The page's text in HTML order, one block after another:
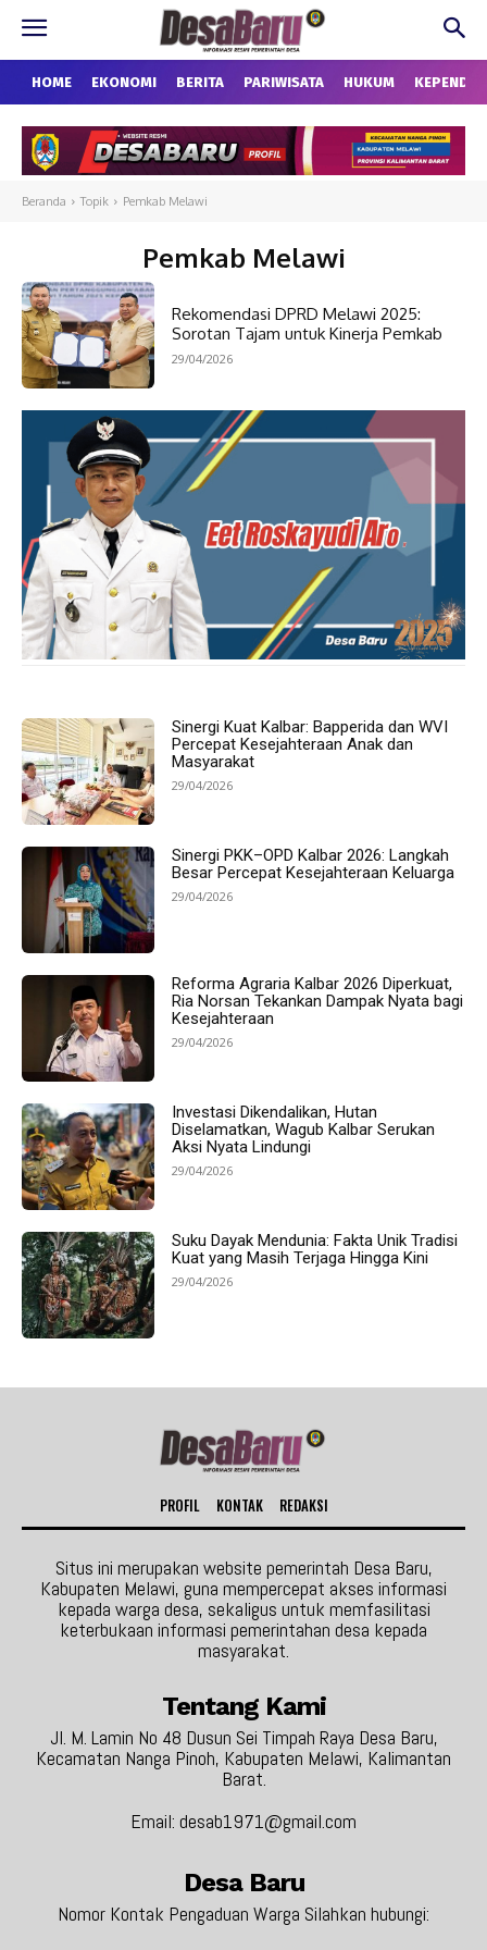
HOME EKONOMI BERITA PARIWISATA HUKUM
Beranda Topik Pemkab Melawi
Pemkab Melawi
Rekomendasi DPRD Melawi 2025:
Sorotan Tajam untuk Kinerja Pemkab
29/04/2026
Sinergi Kuat Kalbar: Bapperida dan WVI
Percepat Kesejahteraan Anak dan
Masyarakat
29/04/2026
Sinergi PKK–OPD Kalbar 2026: Langkah
Besar Percepat Kesejahteraan Keluarga
29/04/2026
Reforma Agraria Kalbar 2026 Diperkuat,
Ria Norsan Tekankan Dampak Nyata bagi
Kesejahteraan
29/04/2026
Investasi Dikendalikan, Hutan
Diselamatkan, Wagub Kalbar Serukan
Aksi Nyata Lindungi
29/04/2026
Suku Dayak Mendunia: Fakta Unik Tradisi
Kuat yang Masih Terjaga Hingga Kini
29/04/2026
PROFIL KONTAK REDAKSI
Situs ini merupakan website pemerintah Desa Baru,
Kabupaten Melawi, guna mempercepat akses informasi
kepada warga desa, sekaligus untuk memfasilitasi
keterbukaan informasi pemerintahan desa kepada
masyarakat.
Tentang Kami
Jl. M. Lamin No 48 Dusun Sei Timpah Raya Desa Baru,
Kecamatan Nanga Pinoh, Kabupaten Melawi, Kalimantan
Barat.
Email: desab1971@gmail.com
Desa Baru
Nomor Kontak Pengaduan Warga Silahkan hubungi: